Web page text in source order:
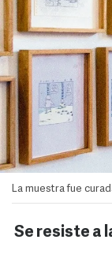
La muestra fue
Se resiste a